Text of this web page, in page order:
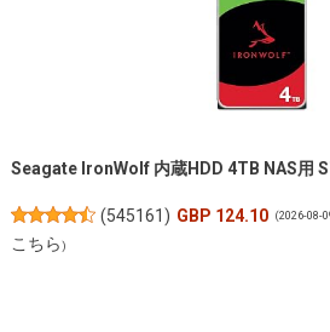
Seagate IronWolf 内蔵HDD 4TB NAS用
(545161 ) GBP 124.10 (2026-08-
こちら)